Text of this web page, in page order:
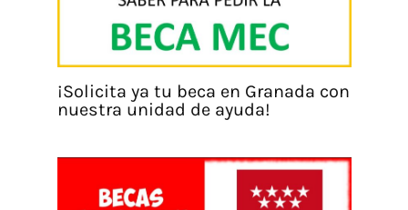
¡Solicita ya tu beca en Granada con
nuestra unidad de ayuda!